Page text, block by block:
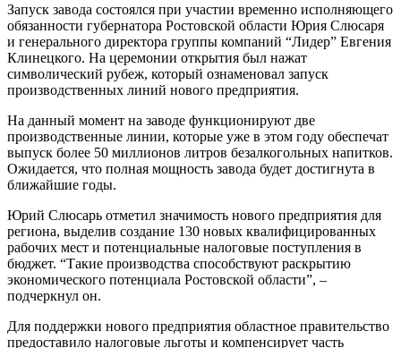
Запуск завода состоялся при участии временно исполняющего
обязанности губернатора Ростовской области Юрия Слюсаря
и генерального директора группы компаний “Лидер” Евгения
Клинецкого. На церемонии открытия был нажат
символический рубеж, который ознаменовал запуск
производственных линий нового предприятия.
На данный момент на заводе функционируют две
производственные линии, которые уже в этом году обеспечат
выпуск более 50 миллионов литров безалкогольных напитков.
Ожидается, что полная мощность завода будет достигнута в
ближайшие годы.
Юрий Слюсарь отметил значимость нового предприятия для
региона, выделив создание 130 новых квалифицированных
рабочих мест и потенциальные налоговые поступления в
бюджет. “Такие производства способствуют раскрытию
экономического потенциала Ростовской области”, –
подчеркнул он.
Для поддержки нового предприятия областное правительство
предоставило налоговые льготы и компенсирует часть